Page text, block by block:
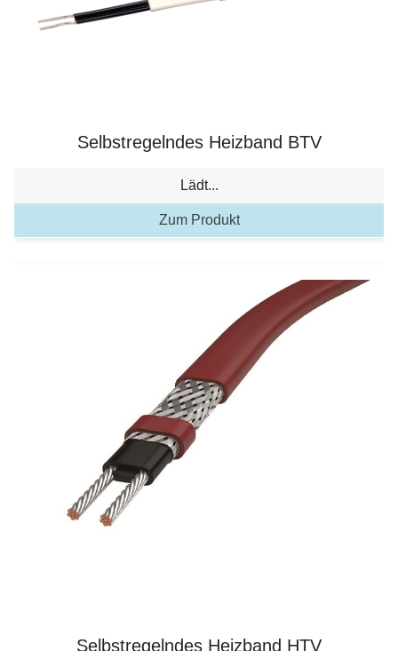
Selbstregelndes Heizband BTV
Lädt...
Zum Produkt
Selbstregelndes Heizband HTV